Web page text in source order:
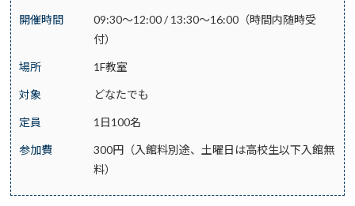
開催時間
09:30～12:00 / 13:30～16:00（時間内随時受
付）
場所 1F教室
対象 どなたでも
定員 1日100名
参加費
300円（入館料別途、土曜日は高校生以下入館無
料）